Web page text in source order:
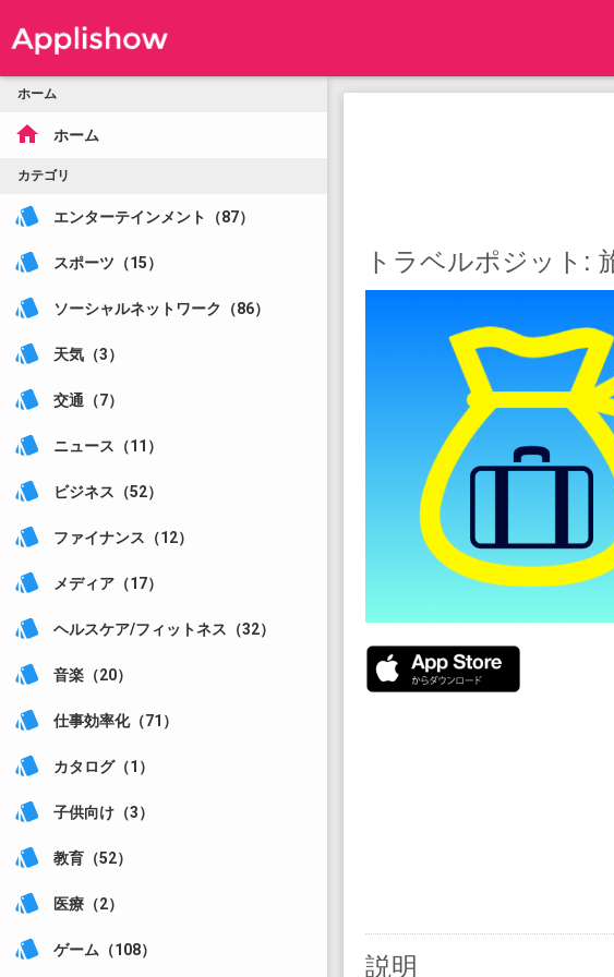
ホーム
home ホーム
カテゴリ
style エンターテインメント（87）
style スポーツ（15）
style ソーシャルネットワーク（86）
style 天気（3）
style 交通（7）
style ニュース（11）
style ビジネス（52）
style ファイナンス（12）
style メディア（17）
style ヘルスケア/フィットネス（32）
style 音楽（20）
style 仕事効率化（71）
style カタログ（1）
style 子供向け（3）
style 教育（52）
style 医療（2）
style ゲーム（108）
トラベルポジット:
説明